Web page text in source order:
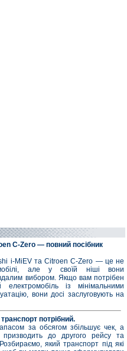
C-Zero — повний посібник
i-MiEV та Citroen C-Zero — це не
але у своїй ніші вони
вибором. Якщо вам потрібен
електромобіль із мінімальними
вони досі заслуговують на
потрібний.
за обсягом збільшує чек, а
до другого рейсу та
який транспорт під які